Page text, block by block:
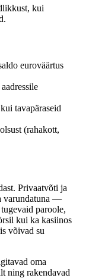
kui
euroväärtus
tavapäraseid
(rahakott,
Privaatvõti ja
varundatuna —
paroole,
kui ka kasiinos
võivad su
oma
ning rakendavad